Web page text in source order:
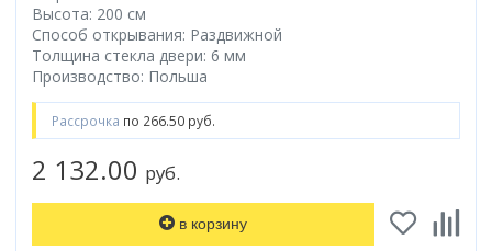
Высота: 200 см
Способ открывания: Раздвижной
Толщина стекла двери: 6 мм
Производство: Польша
Рассрочка по 266.50 руб.
2 132.00 руб.
в корзину